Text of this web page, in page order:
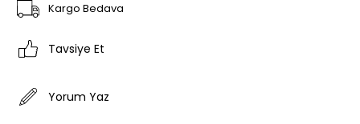
Kargo Bedava
Tavsiye Et
Yorum Yaz